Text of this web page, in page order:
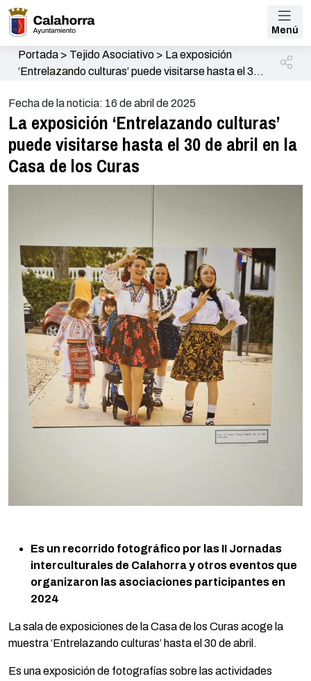
Menú
Portada> Tejido Asociativo> La exposición
‘Entrelazando culturas’ puede visitarse hasta el 30
Fecha de la noticia: 16 de abril de 2025
La exposición ‘Entrelazando culturas’
puede visitarse hasta el 30 de abril en la
Casa de los Curas
Es un recorrido fotográfico por las II Jornadas
interculturales de Calahorra y otros eventos que
organizaron las asociaciones participantes en
2024
La sala de exposiciones de la Casa de los Curas acoge la
muestra ‘Entrelazando culturas’ hasta el 30 de abril.
Es una exposición de fotografías sobre las actividades